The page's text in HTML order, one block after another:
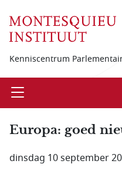
Kenniscentrum
Open
Europa: goed
dinsdag 10 september